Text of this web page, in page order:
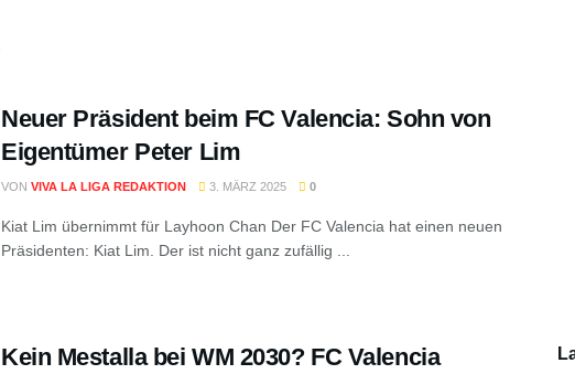
Neuer Präsident beim FC Valencia: Sohn von
Eigentümer Peter Lim
VON VIVA LA LIGA REDAKTION 3. MÄRZ 2025 0
Kiat Lim übernimmt für Layhoon Chan Der FC Valencia hat einen neuen
Präsidenten: Kiat Lim. Der ist nicht ganz zufällig ...
Kein Mestalla bei WM 2030? FC Valencia